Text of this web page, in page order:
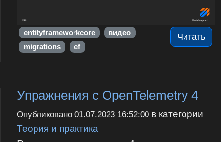
Читать
entityframeworkcore
видео
migrations
ef
Упражнения с OpenTelemetry 4
Опубликовано 01.07.2023 16:52:00в категории
Теория и практика